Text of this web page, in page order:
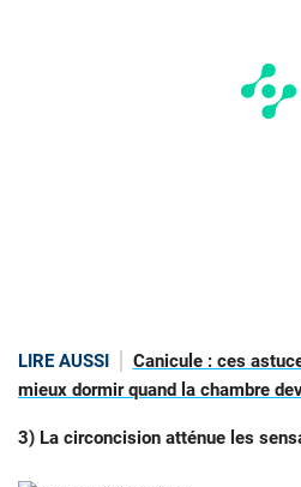
LIRE AUSSI
Canicule : ces
mieux dormir quand la chambre
3) La circoncision atténue les